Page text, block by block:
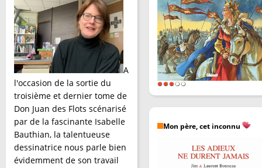
A
l'occasion de la sortie du
troisième et dernier tome de
Don Juan des Flots scénarisé
par de la fascinante Isabelle
Bauthian, la talentueuse
dessinatrice nous parle bien
évidemment de son travail
Mon père, cet inconnu